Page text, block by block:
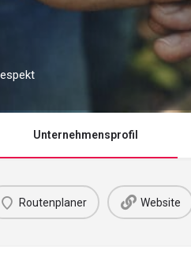
Unternehmensprofil
Routenplaner Website